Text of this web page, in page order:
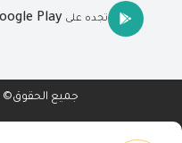
تجده على Play
جميع